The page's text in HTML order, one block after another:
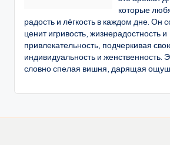
которые
радость и лёгкость в каждом дне. Он
ценит игривость, жизнерадостность и
привлекательность, подчеркивая
индивидуальность и женственность.
словно спелая вишня, дарящая